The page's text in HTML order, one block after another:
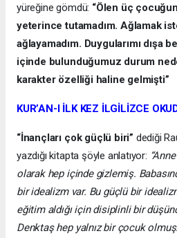
yüreğine gömdü: “Ölen üç
yeterince tutamadım. Ağlamak
ağlayamadım. Duygularımı dışa
içinde bulunduğumuz durum
karakter özelliği haline gelmişti”
KUR’AN-I İLK KEZ İLGİLİZCE
“İnançları çok güçlü biri” dediği
yazdığı kitapta şöyle anlatıyor:
olarak hep içinde gizlemiş.
bir idealizm var. Bu güçlü bir
eğitim aldığı için disiplinli bir
Denktaş hep yalnız bir çocuk